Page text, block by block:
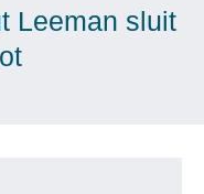
Leeman sluit